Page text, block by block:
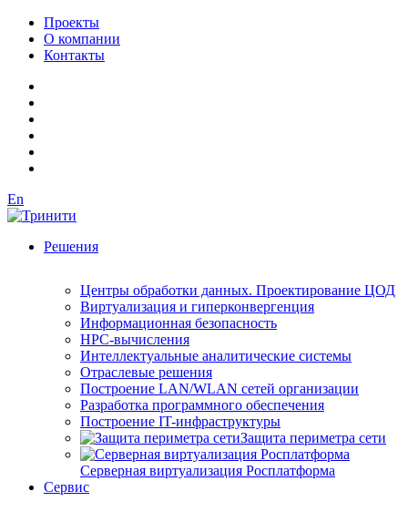
Проекты
О компании
Контакты
En
Решения
Центры обработки данных. Проектирование ЦОД
Виртуализация и гиперконвергенция
Информационная безопасность
HPC-вычисления
Интеллектуальные аналитические системы
Отраслевые решения
Построение LAN/WLAN сетей организации
Разработка программного обеспечения
Построение IT-инфраструктуры
Защита периметра сети
Серверная виртуализация Росплатформа
Сервис